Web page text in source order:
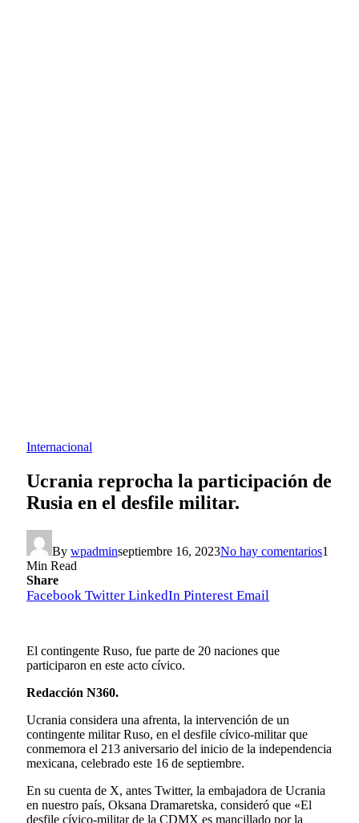
Internacional
Ucrania reprocha la participación de
Rusia en el desfile militar.
By wpadminseptiembre 16, 2023No hay comentarios1
Min Read
Share
Facebook Twitter LinkedIn Pinterest Email
El contingente Ruso, fue parte de 20 naciones que
participaron en este acto cívico.
Redacción N360.
Ucrania considera una afrenta, la intervención de un
contingente militar Ruso, en el desfile cívico-militar que
conmemora el 213 aniversario del inicio de la independencia
mexicana, celebrado este 16 de septiembre.
En su cuenta de X, antes Twitter, la embajadora de Ucrania
en nuestro país, Oksana Dramaretska, consideró que «El
desfile cívico-militar de la CDMX es mancillado por la